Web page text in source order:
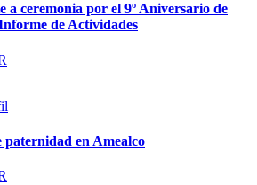
a ceremonia por el 9º Aniversario de
de Actividades
paternidad en Amealco